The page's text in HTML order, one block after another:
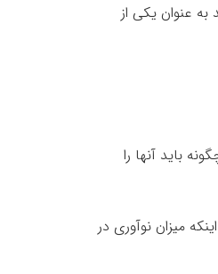
عنوان یکی از
باید آنها را
میزان نوآوری در